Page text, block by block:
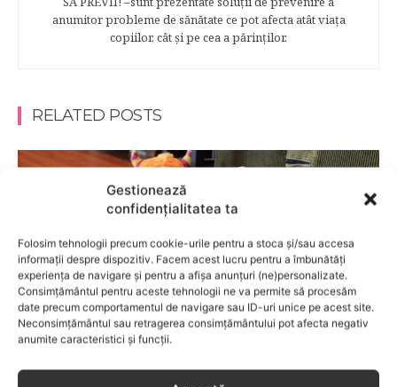
Gestionează
confidențialitatea ta
Folosim tehnologii precum cookie-urile pentru a stoca și/sau accesa
informații despre dispozitiv. Facem acest lucru pentru a îmbunătăți
experiența de navigare și pentru a afișa anunțuri (ne)personalizate.
Consimțământul pentru aceste tehnologii ne va permite să procesăm
date precum comportamentul de navigare sau ID-uri unice pe acest site.
Neconsimțământul sau retragerea consimțământului pot afecta negativ
anumite caracteristici și funcții.
anumitor probleme de sănătate ce pot afecta atât viaţa
copiilor, cât şi pe cea a părinţilor.
RELATED POSTS